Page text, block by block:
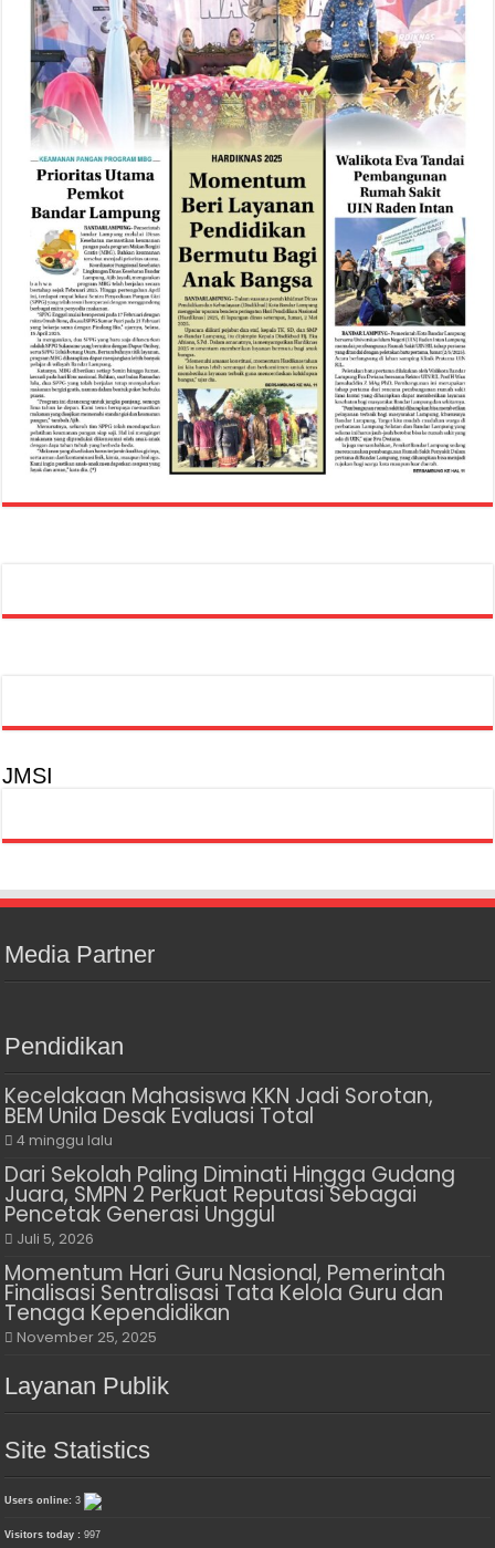
JMSI
Media Partner
Pendidikan
Kecelakaan Mahasiswa KKN Jadi Sorotan,
BEM Unila Desak Evaluasi Total
4 minggu lalu
Dari Sekolah Paling Diminati Hingga Gudang
Juara, SMPN 2 Perkuat Reputasi Sebagai
Pencetak Generasi Unggul
Juli 5, 2026
Momentum Hari Guru Nasional, Pemerintah
Finalisasi Sentralisasi Tata Kelola Guru dan
Tenaga Kependidikan
November 25, 2025
Layanan Publik
Site Statistics
Users online:3
Visitors today :997